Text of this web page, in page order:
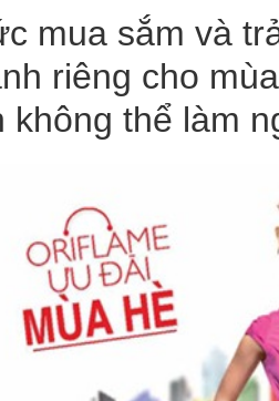
mua sắm và
riêng cho
không thể làm